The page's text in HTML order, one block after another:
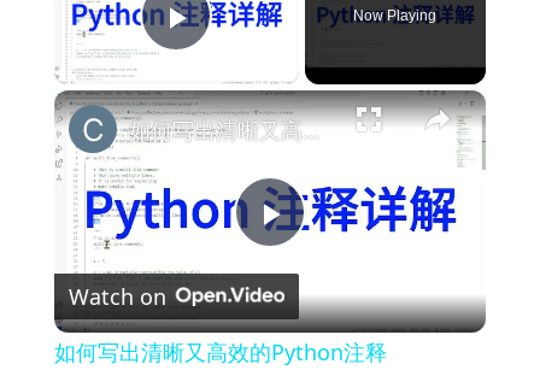
Play Video
Now Playing
×
P
l
如何写出清晰又高效的Python注释
Watch on
如何写出清晰又高效的Python注释